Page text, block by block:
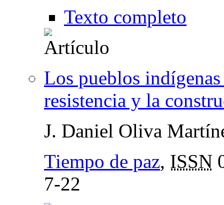
Texto completo
Los pueblos
resistencia y la
J. Daniel Oliva
Tiempo de paz, ISSN
7-22